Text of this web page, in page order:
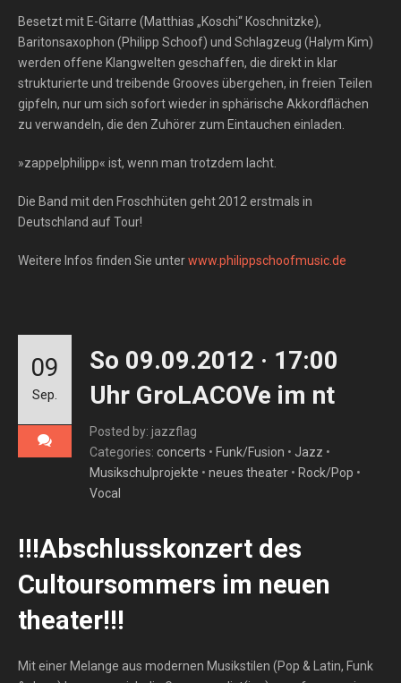
Besetzt mit E-Gitarre (Matthias „Koschi“ Koschnitzke),
Baritonsaxophon (Philipp Schoof) und Schlagzeug (Halym Kim)
werden offene Klangwelten geschaffen, die direkt in klar
strukturierte und treibende Grooves übergehen, in freien Teilen
gipfeln, nur um sich sofort wieder in sphärische Akkordflächen
zu verwandeln, die den Zuhörer zum Eintauchen einladen.
»zappelphilipp« ist, wenn man trotzdem lacht.
Die Band mit den Froschhüten geht 2012 erstmals in
Deutschland auf Tour!
Weitere Infos finden Sie unterwww.philippschoofmusic.de
So 09.09.2012 · 17:00
Uhr GroLACOVe im nt
Posted by: jazzflag
Categories: concerts • Funk/Fusion • Jazz •
Musikschulprojekte • neues theater • Rock/Pop •
Vocal
09
Sep.
!!!Abschlusskonzert des
Cultoursommers im neuen
theater!!!
Mit einer Melange aus modernen Musikstilen (Pop & Latin, Funk